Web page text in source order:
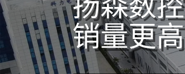
销量更高